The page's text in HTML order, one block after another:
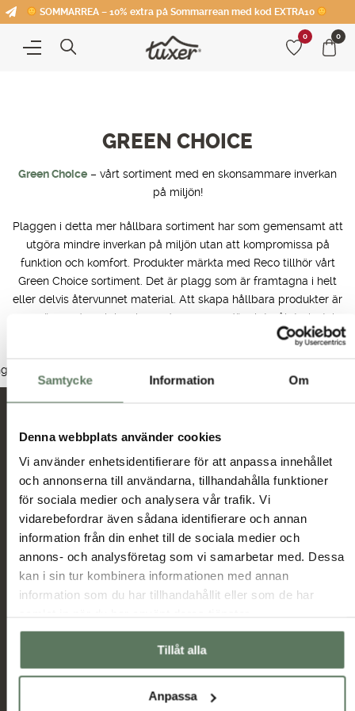
Samtycke Information Om
Denna webbplats använder cookies
Vi använder enhetsidentifierare för att anpassa innehållet
och annonserna till användarna, tillhandahålla funktioner
för sociala medier och analysera vår trafik. Vi
vidarebefordrar även sådana identifierare och annan
information från din enhet till de sociala medier och
annons- och analysföretag som vi samarbetar med. Dessa
kan i sin tur kombinera informationen med annan
information som du har tillhandahållit eller som de har
Tillåt alla
Anpassa
SOMMARREA – 10% extra på Sommarrean med kod EXTRA10
0 0
GREEN CHOICE
Green Choice – vårt sortiment med en skonsammare inverkan
på miljön!
Plaggen i detta mer hållbara sortiment har som gemensamt att
utgöra mindre inverkan på miljön utan att kompromissa på
funktion och komfort. Produkter märkta med Reco tillhör vårt
Green Choice sortiment. Det är plagg som är framtagna i helt
eller delvis återvunnet material. Att skapa hållbara produkter är
en spännande och inspirerande process, där slutmålet givetvis
är att hela Tuxers sortiment ska vara av en grönare karaktär.
produkter hittades som motsvarar ditt val.
Herr
Miljö & hållbarhet
Ambassadörer
Samarbetspartners
Jag har tagit del av hur Tuxer hanterar
uppgifterna som hämtas in via formuläret och jag
godkänner behandlingen enligt
Skicka